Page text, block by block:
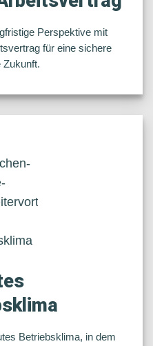
Perspektive mit
für eine sichere
Zukunft.
Betriebsklima, in dem